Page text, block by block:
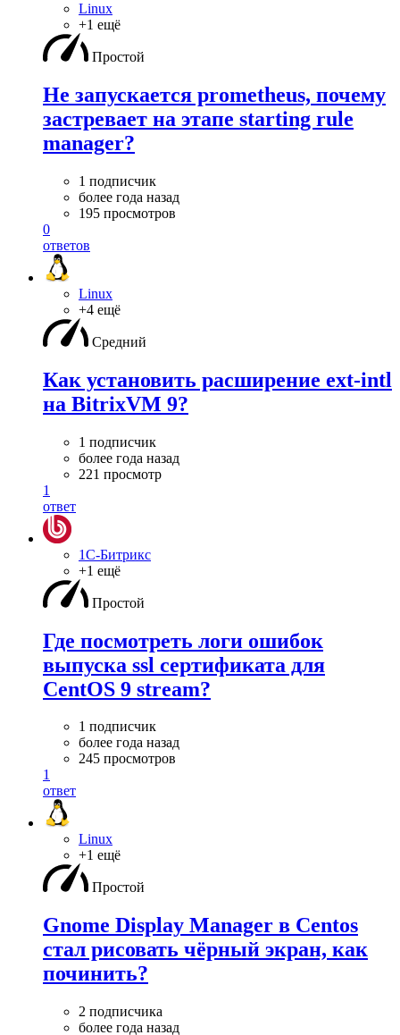
Linux
+1 ещё
Простой
Не запускаетcя prometheus, почему
застревает на этапе starting rule
manager?
1 подписчик
более года назад
195 просмотров
0
ответов
Linux
+4 ещё
Средний
Как установить расширение ext-intl
на BitrixVM 9?
1 подписчик
более года назад
221 просмотр
1
ответ
1С-Битрикс
+1 ещё
Простой
Где посмотреть логи ошибок
выпуска ssl сертификата для
CentOS 9 stream?
1 подписчик
более года назад
245 просмотров
1
ответ
Linux
+1 ещё
Простой
Gnome Display Manager в Centos
стал рисовать чёрный экран, как
починить?
2 подписчика
более года назад